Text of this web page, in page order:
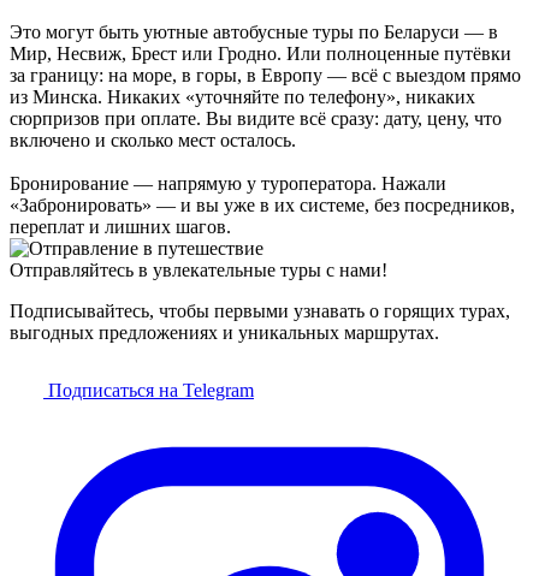
Это могут быть уютные автобусные туры по Беларуси — в
Мир, Несвиж, Брест или Гродно. Или полноценные путёвки
за границу: на море, в горы, в Европу — всё с выездом прямо
из Минска. Никаких «уточняйте по телефону», никаких
сюрпризов при оплате. Вы видите всё сразу: дату, цену, что
включено и сколько мест осталось.
Бронирование — напрямую у туроператора. Нажали
«Забронировать» — и вы уже в их системе, без посредников,
переплат и лишних шагов.
Отправляйтесь в увлекательные туры с нами!
Подписывайтесь, чтобы первыми узнавать о горящих турах,
выгодных предложениях и уникальных маршрутах.
Подписаться на Telegram